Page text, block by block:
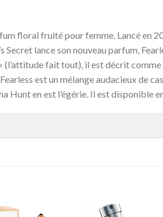
floral fruité pour femme. Lancé en
Secret lance son nouveau parfum,
(l’attitude fait tout), il est décrit
est un mélange audacieux de
Hunt en est l’égérie. Il est disponible